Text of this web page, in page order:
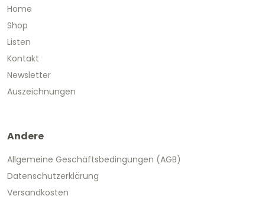
Home
Shop
Listen
Kontakt
Newsletter
Auszeichnungen
Andere
Allgemeine Geschäftsbedingungen (AGB)
Datenschutzerklärung
Versandkosten